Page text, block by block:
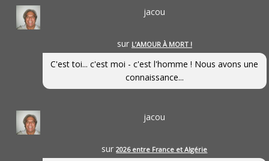
jacou
sur L’AMOUR À MORT !
C'est toi... c'est moi - c'est l'homme ! Nous avons une
connaissance...
jacou
sur2026 entre France et Algérie